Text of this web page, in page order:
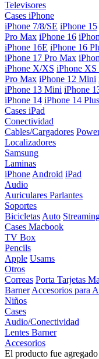
Televisores
Cases iPhone
iPhone 7/8/SE iPhone 15
Pro Max iPhone 16
iPhone 16E iPhone 16
iPhone 17 Pro Max
iPhone X/XS iPhone
Pro Max iPhone 12 Mini
iPhone 13 Mini iPhone
iPhone 14 iPhone 14 Plus
Cases iPad
Conectividad
Cables/Cargadores
Localizadores
Samsung
Laminas
iPhone Android iPad
Audio
Auriculares Parlantes
Soportes
Bicicletas Auto
Cases Macbook
TV Box
Pencils
Apple Usams
Otros
Correas Porta Tarjetas
Barner Accesorios para
Niños
Cases
Audio/Conectividad
Lentes Barner
Accesorios
El producto fue